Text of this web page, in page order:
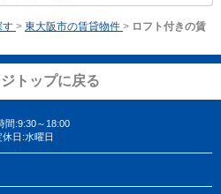
す > 東大阪市の賃貸物件 > ロフト付きの賃
トップに戻る
間:9:30～18:00
休日:水曜日